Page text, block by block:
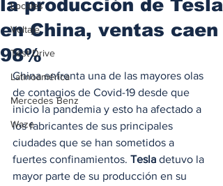
Locales
Voltaje
Test Drive
Latinoamérica
Mercedes Benz
Waze
la producción de Tesla
en China, ventas caen
98%
China enfrenta una de las mayores olas
de contagios de Covid-19 desde que
inicio la pandemia y esto ha afectado a
los fabricantes de sus principales
ciudades que se han sometidos a
fuertes confinamientos. Tesla detuvo la
mayor parte de su producción en su